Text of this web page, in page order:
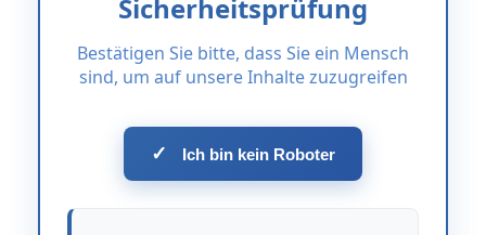
Sicherheitsprüfung
Bestätigen Sie bitte, dass Sie ein Mensch
sind, um auf unsere Inhalte zuzugreifen
✓ Ich bin kein Roboter